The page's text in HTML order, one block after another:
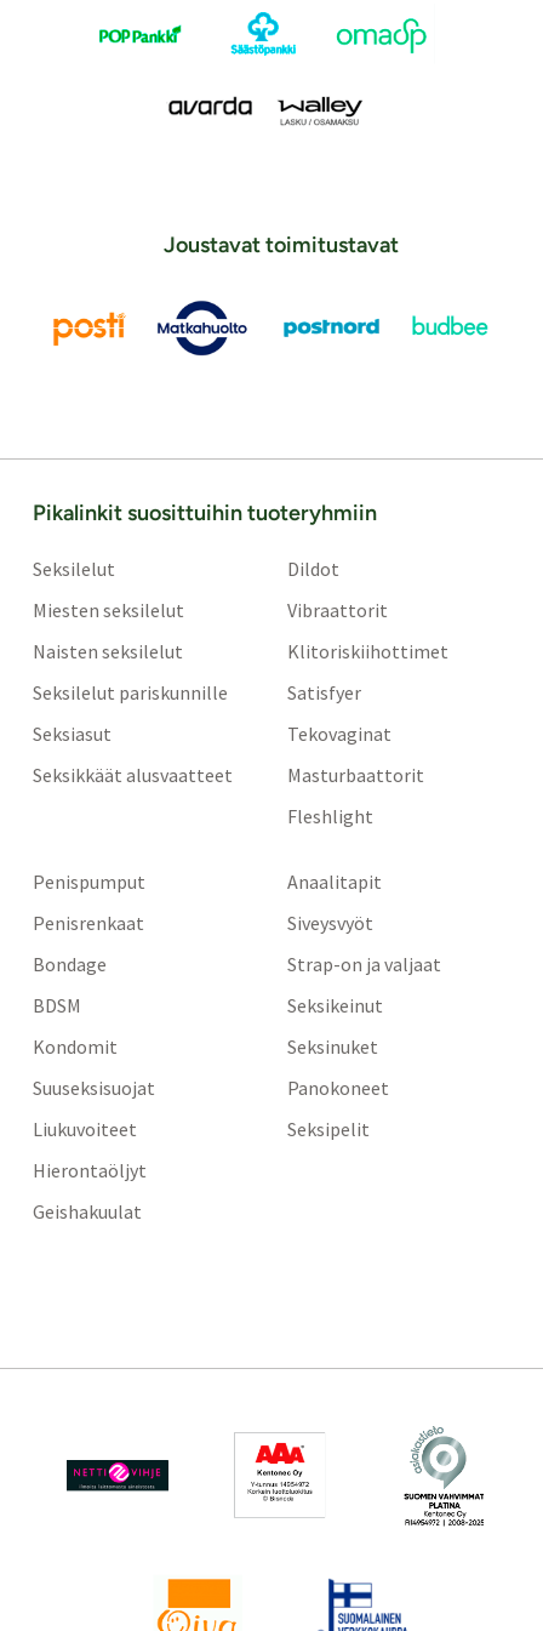
Joustavat toimitustavat
Pikalinkit suosittuihin tuoteryhmiin
Seksilelut
Miesten seksilelut
Naisten seksilelut
Seksilelut pariskunnille
Seksiasut
Seksikkäät alusvaatteet
Dildot
Vibraattorit
Klitoriskiihottimet
Satisfyer
Tekovaginat
Masturbaattorit
Fleshlight
Penispumput
Penisrenkaat
Bondage
BDSM
Kondomit
Suuseksisuojat
Liukuvoiteet
Hierontaöljyt
Geishakuulat
Anaalitapit
Siveysvyöt
Strap-on ja valjaat
Seksikeinut
Seksinuket
Panokoneet
Seksipelit